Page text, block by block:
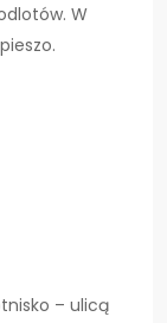
W
– ulicą